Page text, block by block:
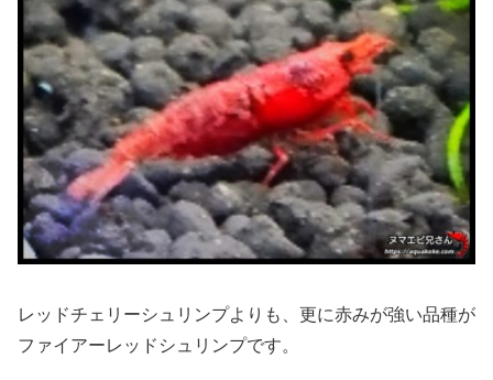
レッドチェリーシュリンプよりも、更に赤みが強い品種が
ファイアーレッドシュリンプです。